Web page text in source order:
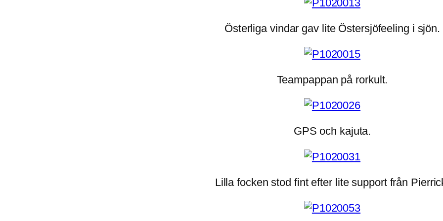
Österliga vindar gav lite Östersjöfeeling i sjön.
Teampappan på rorkult.
GPS och kajuta.
Lilla focken stod fint efter lite support från